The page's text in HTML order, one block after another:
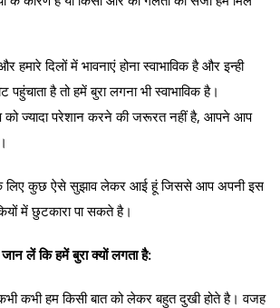
हमारे दिलों में भावनाएं होना स्वाभाविक है और इन्ही
है तो हमें बुरा लगना भी स्वाभाविक है।
ज्यादा परेशान करने की जरूरत नहीं है, आपने आप
कुछ ऐसे सुझाव लेकर आई हूं जिससे आप अपनी इस
में छुटकारा पा सकते है।
लें कि हमें बुरा क्यों लगता है:
कभी हम किसी बात को लेकर बहुत दुखी होते है। वजह